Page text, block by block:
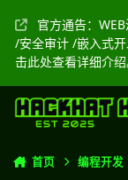
官方通告：
/安全审计 /嵌入式
击此处查看详细介绍
首页 编程开发